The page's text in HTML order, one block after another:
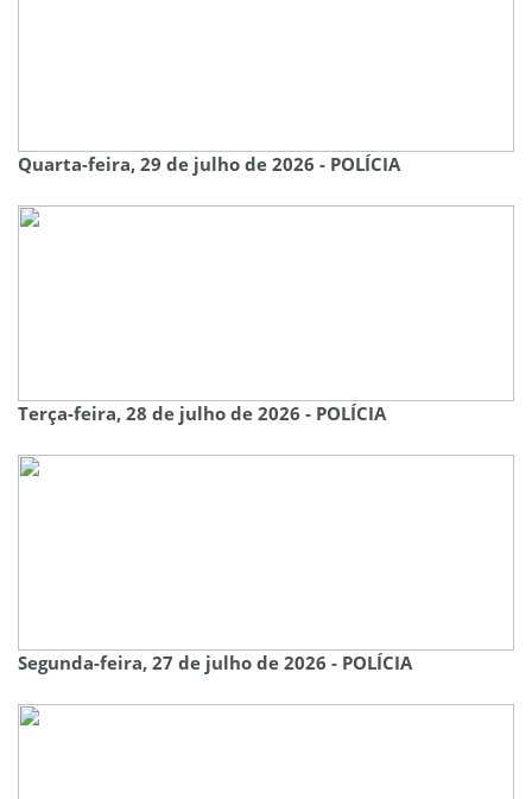
Quarta-feira, 29 de julho de 2026 - POLÍCIA
Terça-feira, 28 de julho de 2026 - POLÍCIA
Segunda-feira, 27 de julho de 2026 - POLÍCIA